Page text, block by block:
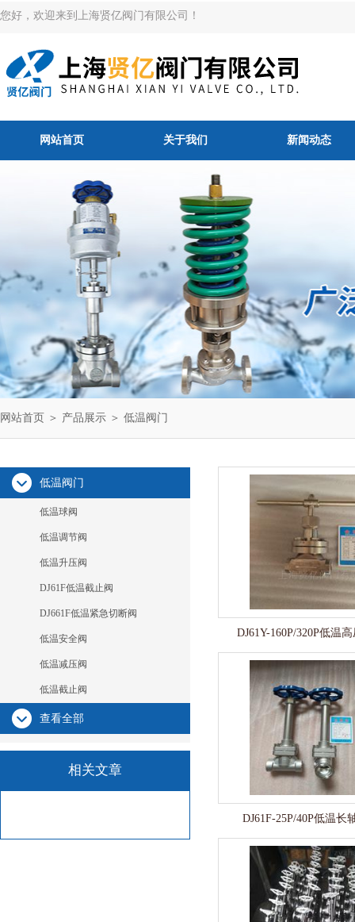
您好，欢迎来到上海贤亿阀门有限公司！
网站首页 关于我们 新闻动态
网站首页 ＞ 产品展示 ＞ 低温阀门
低温阀门
低温球阀
低温调节阀
低温升压阀
DJ61F低温截止阀
DJ661F低温紧急切断阀
低温安全阀
低温减压阀
低温截止阀
查看全部
相关文章
DJ61Y-160P/320P低温
DJ61F-25P/40P低温长